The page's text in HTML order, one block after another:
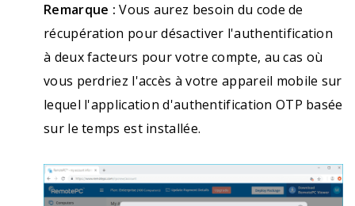
Remarque : Vous aurez besoin du code de
récupération pour désactiver l'authentification
à deux facteurs pour votre compte, au cas où
vous perdriez l'accès à votre appareil mobile sur
lequel l'application d'authentification OTP basée
sur le temps est installée.